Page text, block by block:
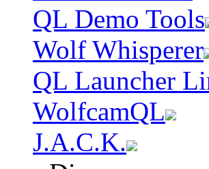
QL Demo Tools
Wolf Whisperer
QL Launcher
WolfcamQL
J.A.C.K.